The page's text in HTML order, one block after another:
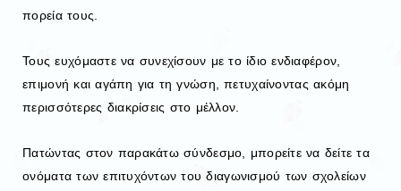
πορεία τους.
Τους ευχόμαστε να συνεχίσουν με το ίδιο ενδιαφέρον,
επιμονή και αγάπη για τη γνώση, πετυχαίνοντας ακόμη
περισσότερες διακρίσεις στο μέλλον.
Πατώντας στον παρακάτω σύνδεσμο, μπορείτε να δείτε τα
ονόματα των επιτυχόντων του διαγωνισμού των σχολείων